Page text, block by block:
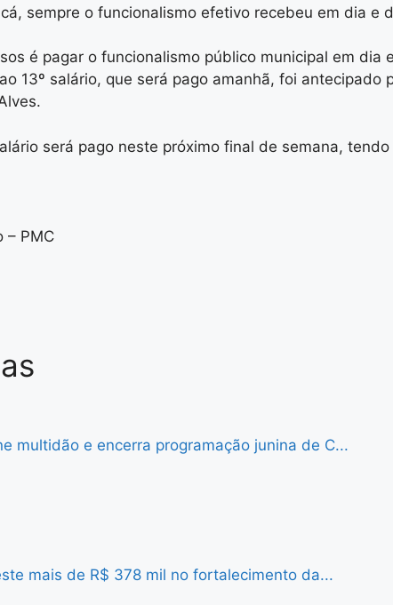
sempre o funcionalismo efetivo recebeu em dia e
é pagar o funcionalismo público municipal em
13º salário, que será pago amanhã, foi
será pago neste próximo final de semana,
– PMC
multidão e encerra programação junina de C...
mais de R$ 378 mil no fortalecimento da...